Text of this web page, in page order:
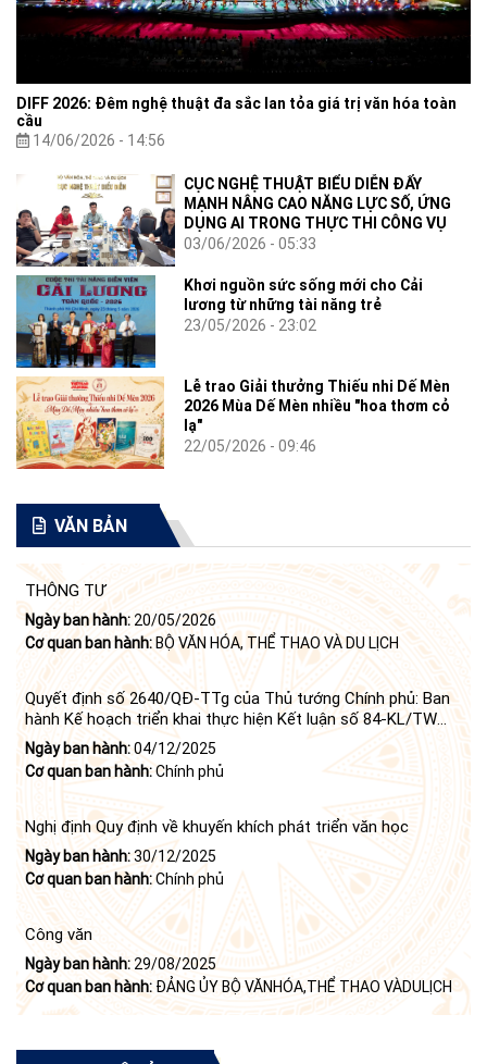
DIFF 2026: Đêm nghệ thuật đa sắc lan tỏa giá trị văn hóa toàn
cầu
14/06/2026 - 14:56
CỤC NGHỆ THUẬT BIỂU DIỄN ĐẨY
MẠNH NÂNG CAO NĂNG LỰC SỐ, ỨNG
DỤNG AI TRONG THỰC THI CÔNG VỤ
03/06/2026 - 05:33
Khơi nguồn sức sống mới cho Cải
lương từ những tài năng trẻ
23/05/2026 - 23:02
Lễ trao Giải thưởng Thiếu nhi Dế Mèn
2026 Mùa Dế Mèn nhiều "hoa thơm cỏ
lạ"
22/05/2026 - 09:46
VĂN BẢN
THÔNG TƯ
Ngày ban hành: 20/05/2026
Cơ quan ban hành:BỘ VĂN HÓA, THỂ THAO VÀ DU LỊCH
Quyết định số 2640/QĐ-TTg của Thủ tướng Chính phủ: Ban
hành Kế hoạch triển khai thực hiện Kết luận số 84-KL/TW
ngày 21 tháng 6 năm 2024 của Bộ Chính trị tiếp tục thực
hiện Nghị quyết số 23-NQ/TW ngày 16 tháng 6 năm 2008
của Bộ Chính trị (khóa X) về "tiếp tục xây dựng và phát triển
văn học, nghệ thuật trong thời kỳ mới"
Ngày ban hành:04/12/2025
Cơ quan ban hành:Chính phủ
Nghị định Quy định về khuyến khích phát triển văn học
Ngày ban hành:30/12/2025
Cơ quan ban hành:Chính phủ
Công văn
Ngày ban hành: 29/08/2025
Cơ quan ban hành: ĐẢNG ỦY BỘ VĂNHÓA,THỂ THAO VÀDULỊCH